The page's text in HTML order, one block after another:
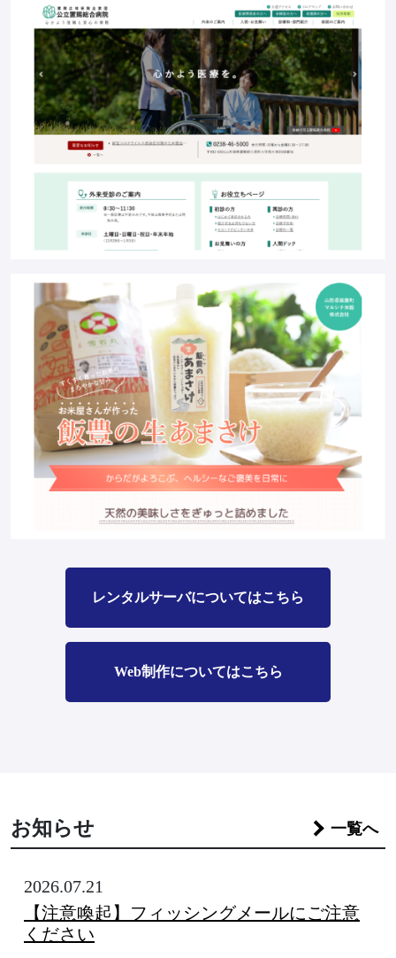
レンタルサーバについてはこちら
Web制作についてはこちら
お知らせ
2026.07.21
【注意喚起】フィッシングメールにご注意
ください
一覧へ